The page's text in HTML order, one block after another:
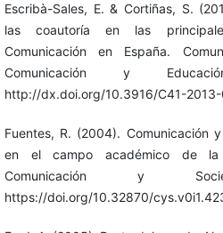
Escribà-Sales, E. & Cortiñas, S.
las coautoría en las
Comunicación en España.
Comunicación y
http://dx.doi.org/10.3916/C41-
Fuentes, R. (2004). Comunicación
en el campo académico de la
Comunicación y
https://doi.org/10.32870/